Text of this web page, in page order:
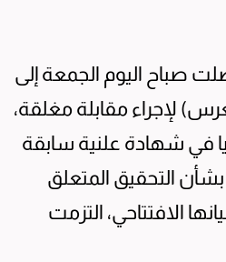
صباح اليوم الجمعة إلى
لإجراء مقابلة مغلقة،
في شهادة علنية سابقة
التحقيق المتعلق
الافتتاحي، التزمت